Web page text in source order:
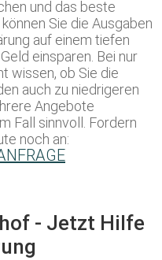
und das beste
Sie die Ausgaben
auf einem tiefen
einsparen. Bei nur
wissen, ob Sie die
auch zu niedrigeren
Angebote
Fall sinnvoll. Fordern
noch an:
- Jetzt Hilfe